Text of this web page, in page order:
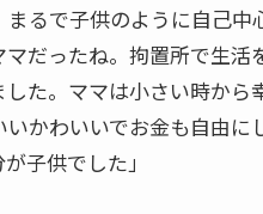
まるで子供のように自己
だったね。拘置所で生
た。ママは小さい時か
かわいいでお金も自由
子供でした」